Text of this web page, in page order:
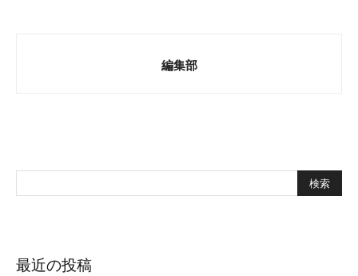
編集部
最近の投稿